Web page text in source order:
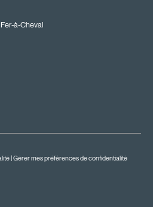
à-Cheval
Gérer mes préférences de confidentialité